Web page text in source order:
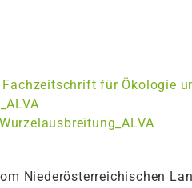
für Ökologie
Niederösterreichischen